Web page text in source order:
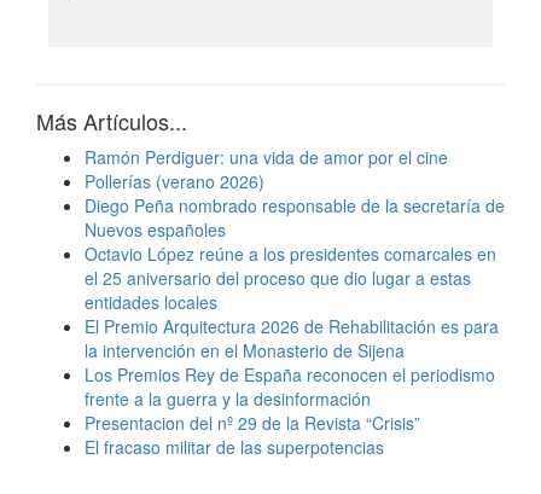
Más Artículos...
Ramón Perdiguer: una vida de amor por el cine
Pollerías (verano 2026)
Diego Peña nombrado responsable de la secretaría de
Nuevos españoles
Octavio López reúne a los presidentes comarcales en
el 25 aniversario del proceso que dio lugar a estas
entidades locales
El Premio Arquitectura 2026 de Rehabilitación es para
la intervención en el Monasterio de Sijena
Los Premios Rey de España reconocen el periodismo
frente a la guerra y la desinformación
Presentacion del nº 29 de la Revista “Crisis”
El fracaso militar de las superpotencias